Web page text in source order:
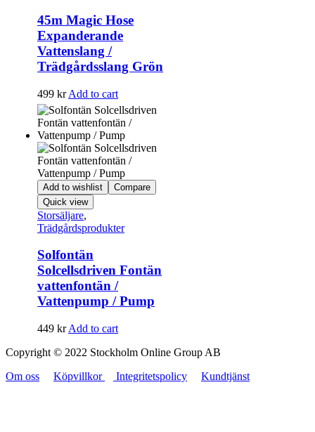
45m Magic Hose
Expanderande
Vattenslang /
Trädgårdsslang Grön
499 kr Add to cart
Add to wishlist
Compare
Quick view
Storsäljare,
Trädgårdsprodukter
Solfontän
Solcellsdriven Fontän
vattenfontän /
Vattenpump / Pump
449 kr Add to cart
Copyright © 2022 Stockholm Online Group AB
Om oss
Köpvillkor Integritetspolicy Kundtjänst